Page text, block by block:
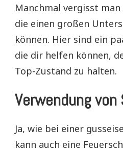
Manchmal vergisst
die einen großen
können. Hier sind ein
die dir helfen können,
Top-Zustand zu halten.
Verwendung
Ja, wie bei einer
kann auch eine